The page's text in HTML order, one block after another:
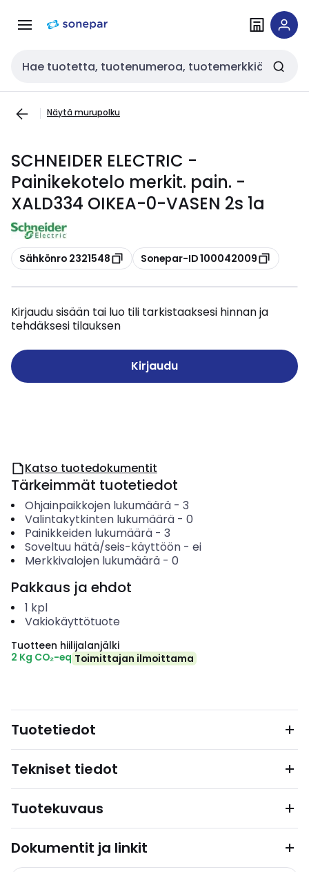
navigointiinsisältöön
Haku
Näytä murupolku
SCHNEIDER ELECTRIC -
Painikekotelo merkit. pain. -
XALD334 OIKEA-0-VASEN 2s 1a
Kopioi
Sähkönro 2321548 Kopioi
Sonepar-ID 100042009
Kirjaudu sisään tai luo tili tarkistaaksesi hinnan ja
tehdäksesi tilauksen
Kirjaudu
Katso tuotedokumentit
Tärkeimmät tuotetiedot
Ohjainpaikkojen lukumäärä- 3
Valintakytkinten lukumäärä- 0
Painikkeiden lukumäärä- 3
Soveltuu hätä/seis-käyttöön- ei
Merkkivalojen lukumäärä- 0
Pakkaus ja ehdot
1 kpl
Vakiokäyttötuote
Tuotteen hiilijalanjälki
2 Kg CO₂-eq Toimittajan ilmoittama
Tuotetiedot
Tekniset tiedot
Tuotekuvaus
Dokumentit ja linkit